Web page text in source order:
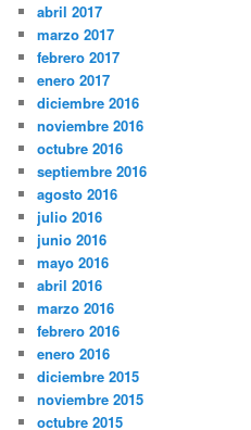
abril 2017
marzo 2017
febrero 2017
enero 2017
diciembre 2016
noviembre 2016
octubre 2016
septiembre 2016
agosto 2016
julio 2016
junio 2016
mayo 2016
abril 2016
marzo 2016
febrero 2016
enero 2016
diciembre 2015
noviembre 2015
octubre 2015